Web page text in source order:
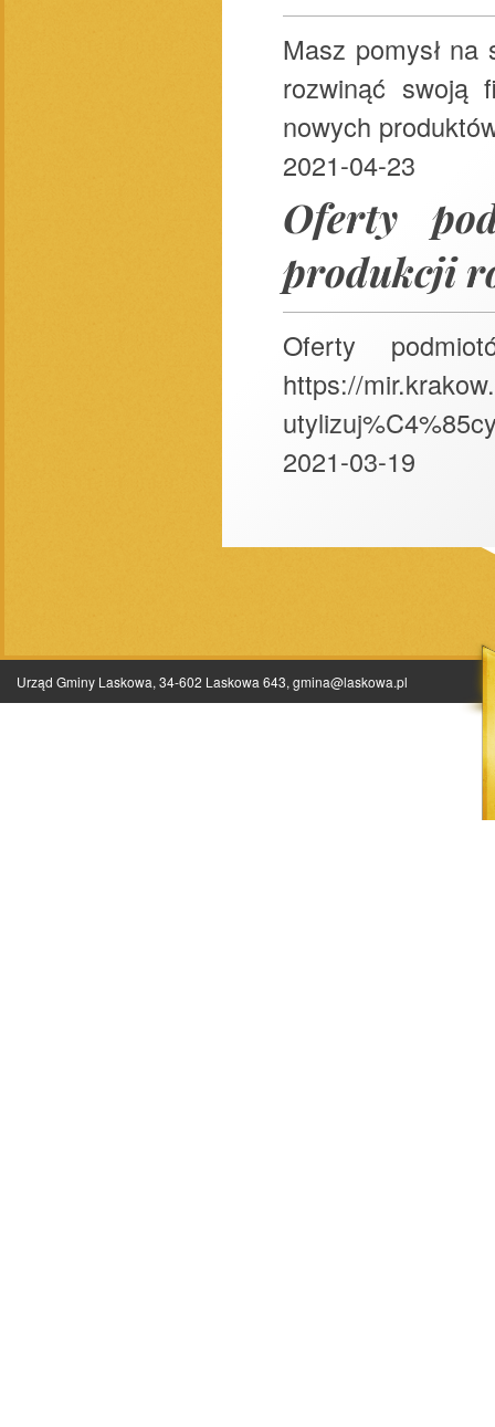
Masz pomysł na
rozwinąć swoją
nowych
2021-04-23
Oferty
produkcji
Oferty
https://
2021-03-19
Urząd Gminy Laskowa, 34-602 Laskowa 643, gmina@laskowa.pl